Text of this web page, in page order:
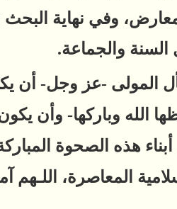
وفي نهاية
السنة والجماعة.
المولى -عز وجل- أن
الله وباركها- وأن
أبناء هذه الصحوة
المعاصرة، اللـهم